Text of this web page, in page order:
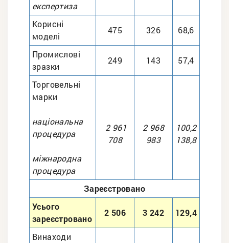
експертиза
Корисні
моделі
475 326 68,6
Промислові
зразки
249 143 57,4
Торговельні
марки
національна
процедура
міжнародна
процедура
2 961
708
2 968
983
100,2
138,8
Зареєстровано
Усього
зареєстровано
2 506 3 242 129,4
Винаходи